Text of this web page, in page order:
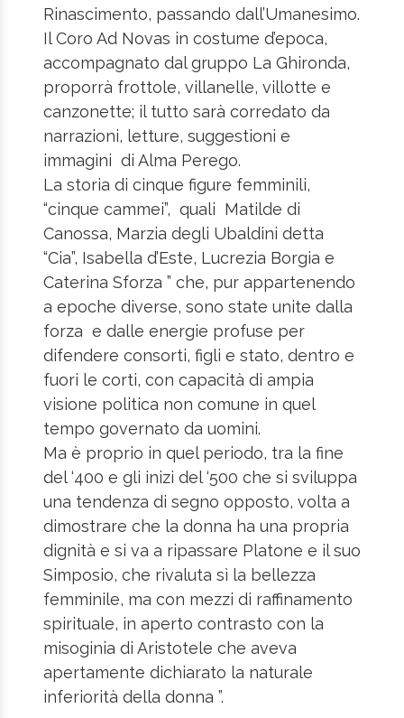
Rinascimento, passando dall’Umanesimo.
Il Coro Ad Novas in costume d’epoca,
accompagnato dal gruppo La Ghironda,
proporrà frottole, villanelle, villotte e
canzonette; il tutto sarà corredato da
narrazioni, letture, suggestioni e
immagini di Alma Perego.
La storia di cinque figure femminili,
“cinque cammei”, quali Matilde di
Canossa, Marzia degli Ubaldini detta
“Cia”, Isabella d’Este, Lucrezia Borgia e
Caterina Sforza ” che, pur appartenendo
a epoche diverse, sono state unite dalla
forza e dalle energie profuse per
difendere consorti, figli e stato, dentro e
fuori le corti, con capacità di ampia
visione politica non comune in quel
tempo governato da uomini.
Ma è proprio in quel periodo, tra la fine
del ‘400 e gli inizi del ‘500 che si sviluppa
una tendenza di segno opposto, volta a
dimostrare che la donna ha una propria
dignità e si va a ripassare Platone e il suo
Simposio, che rivaluta sì la bellezza
femminile, ma con mezzi di raffinamento
spirituale, in aperto contrasto con la
misoginia di Aristotele che aveva
apertamente dichiarato la naturale
inferiorità della donna ”.